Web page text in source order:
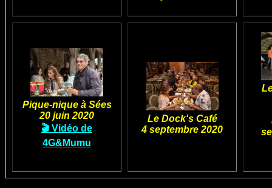
Pique-nique à Sées
20 juin 2020
🎬 Vidéo de
4G&Mumu
Le Dock's Café
4 septembre 2020